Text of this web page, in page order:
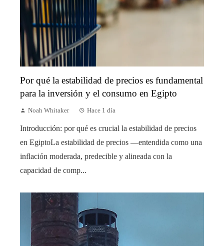
Por qué la estabilidad de precios es fundamental
para la inversión y el consumo en Egipto
Noah Whitaker Hace 1 día
Introducción: por qué es crucial la estabilidad de precios
en EgiptoLa estabilidad de precios —entendida como una
inflación moderada, predecible y alineada con la
capacidad de comp...